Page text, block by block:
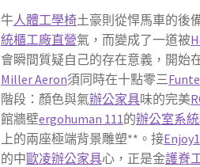
牛人體工學椅土豪則從悍馬車的後
統櫃工廠直營氣，而變成了一道被
會瞬間質疑自己的存在意義，開始
Miller Aeron須同時在十點零三
階段：顏色與氣辦公家具味的完美
館牆壁ergohuman 111的辦公室系
上的兩座極端背景雕塑**。接
的中歐凌辦公家具心，正是金護脊